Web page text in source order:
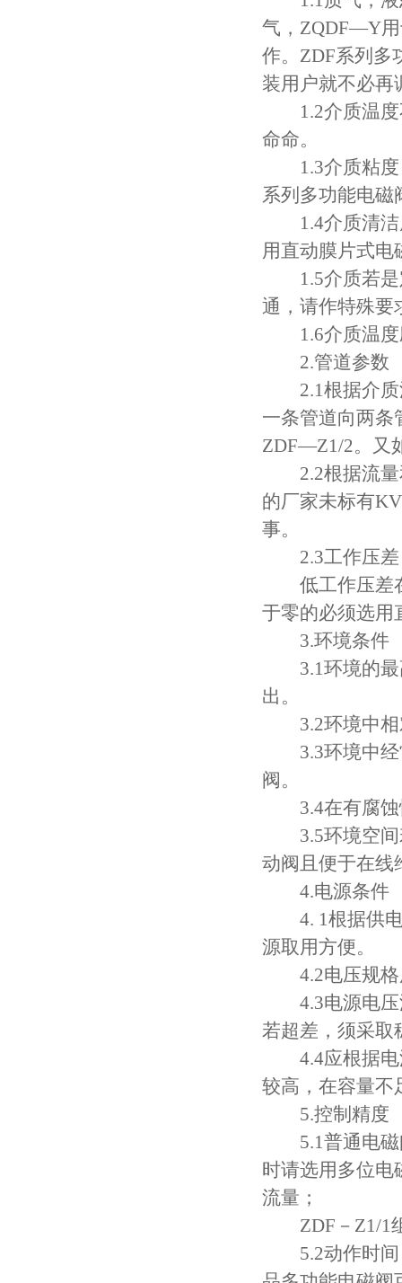
气，ZQDF—Y
作。ZDF系列多
装用户就不必再
1.2介质温度
命命。
1.3介质粘度
系列多功能电
1.4介质清洁
用直动膜片式
1.5介质若是
通，请作特殊要
1.6介质温度
2.管道参数
2.1根据介质
一条管道向两条
ZDF—Z1/2。又
2.2根据流量
的厂家未标有
事。
2.3工作压差
低工作压差在
于零的必须选用
3.环境条件
3.1环境的最
出。
3.2环境中相
3.3环境中经
阀。
3.4在有腐蚀
3.5环境空间
动阀且便于在线
4.电源条件
4. 1根据供电
源取用方便。
4.2电压规格
4.3电源电压
若超差，须采取
4.4应根据电
较高，在容量不
5.控制精度
5.1普通电磁
时请选用多位电
流量；
ZDF－Z1/1组
5.2动作时间